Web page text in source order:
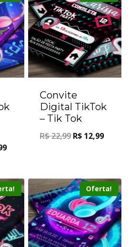
Convite
Digital TikTok
– Tik Tok
R$22,99 R$ 12,99
Oferta!